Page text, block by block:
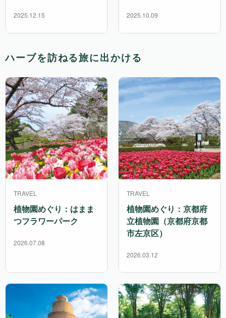
2025.12.15 2025.10.09
ハーブを訪ねる旅に出かける
TRAVEL
植物園めぐり：はまま
つフラワーパーク
2026.07.08
TRAVEL
植物園めぐり：京都府
立植物園（京都府京都
市左京区）
2026.03.12